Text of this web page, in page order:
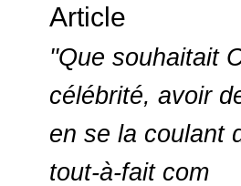
Article
''Que souhaitait
célébrité, avoir
en se la coulant
tout-à-fait com